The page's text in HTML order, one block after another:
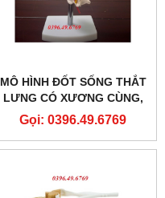
MÔ HÌNH ĐỐT SỐNG THẮT
LƯNG CÓ XƯƠNG CÙNG,
XƯƠNG CÙNG, VÀ THOÁT
Gọi: 0396.49.6769